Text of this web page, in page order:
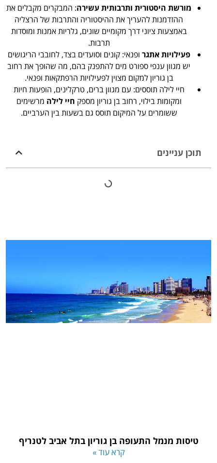
מורשת היסטורית ותרבותית עשירה: המבקרים מקבלים את
ההזדמנות להעריך את ההיסטוריה והתרבות של הרצליה
באמצעות ציוני דרך מקומיים שונים, גלריות אמנות ומוסדות
תרבות.
פעילויות אתגר ופנאי: קונים וסועדים בצד, לחובבי הריגושים
יש מגוון ענפי ספורט מים להתפנק בהם, מה שהופך את רחוב
בן גוריון למקום מצוין לפעילויות הרפתקאות ופנאי.
חיי לילה תוססים: עם מגוון ברים, טרקלינים, הופעות חיות
ומקומות בילוי, רחוב בן גוריון מספק חיי לילה מרשימים
ששומרים על המיקום תוסס גם בשעות בין הערביים.
תוכן עניינים
טיסות מנמל התעופה בן גוריון בתל אביב לטנריף
קרא עוד »